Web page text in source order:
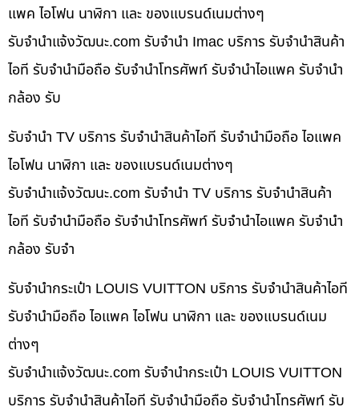
แพค ไอโฟน นาฬิกา และ ของแบรนด์เนมต่างๆ
รับจํานําแจ้งวัฒนะ.com รับจำนำ Imac บริการ รับจำนำสินค้า
ไอที รับจำนำมือถือ รับจำนำโทรศัพท์ รับจำนำไอแพค รับจำนำ
กล้อง รับ
รับจำนำ TV บริการ รับจำนำสินค้าไอที รับจำนำมือถือ ไอแพค
ไอโฟน นาฬิกา และ ของแบรนด์เนมต่างๆ
รับจํานําแจ้งวัฒนะ.com รับจำนำ TV บริการ รับจำนำสินค้า
ไอที รับจำนำมือถือ รับจำนำโทรศัพท์ รับจำนำไอแพค รับจำนำ
กล้อง รับจำ
รับจำนำกระเป๋า LOUIS VUITTON บริการ รับจำนำสินค้าไอที
รับจำนำมือถือ ไอแพค ไอโฟน นาฬิกา และ ของแบรนด์เนม
ต่างๆ
รับจํานําแจ้งวัฒนะ.com รับจำนำกระเป๋า LOUIS VUITTON
บริการ รับจำนำสินค้าไอที รับจำนำมือถือ รับจำนำโทรศัพท์ รับ